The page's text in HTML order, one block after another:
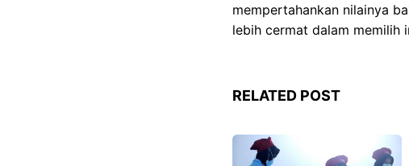
mempertahankan nilainya
lebih cermat dalam memilih
RELATED POST